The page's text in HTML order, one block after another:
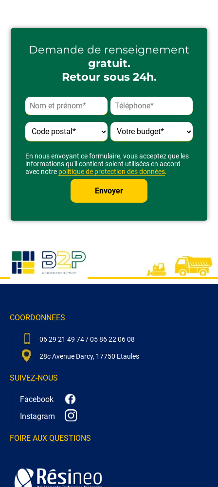
Demande de renseignement
gratuit.
Retour sous 24h.
En nous envoyant ce formulaire, vous acceptez que les
informations qu'il contient soient utilisées en accord
avec notre politique de protection des données.
Alternative:
COORDONNEES
06 29 21 49 74 /05 86 22 06 08
28c Avenue Darcy, 17750 Etaules
SUIVEZ-NOUS
Facebook
Instagram
FOIRE AUX QUESTIONS